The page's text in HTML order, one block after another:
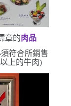
章的肉品
符合所銷售
上的牛肉)